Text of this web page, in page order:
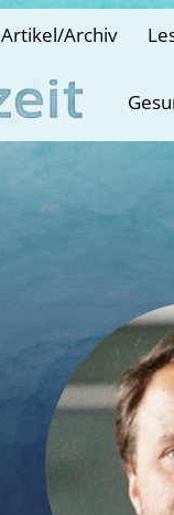
Artikel/Archiv